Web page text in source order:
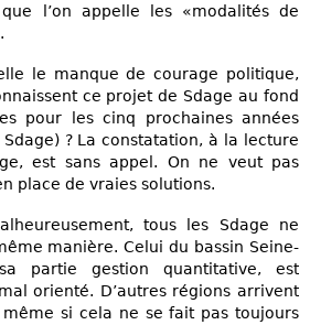
que l’on appelle les «modalités de
le manque de courage politique,
ce projet de Sdage au fond
pour les cinq prochaines années
? La constatation, à la lecture
est sans appel. On ne veut pas
place de vraies solutions.
tous les Sdage ne
manière. Celui du bassin Seine-
partie gestion quantitative, est
orienté. D’autres régions arrivent
si cela ne se fait pas toujours